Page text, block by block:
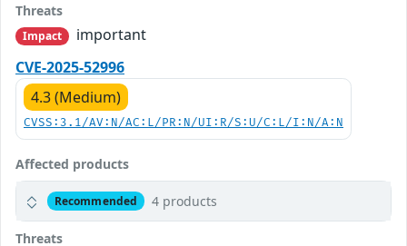
Threats
Impact
important
CVE-2025-52996
4.3 (Medium)
CVSS:3.1/AV:N/AC:L/PR:N/UI:R/S:U/C:L/I:N/A:N
Affected products
Recommended 4 products
Threats